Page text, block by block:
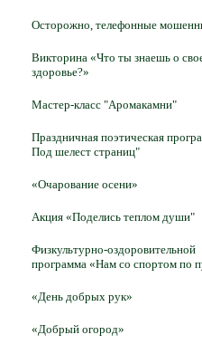
Осторожно, телефонные
Викторина «Что ты знаешь о
здоровье?»
Мастер-класс "Аромакамни"
Праздничная поэтическая
Под шелест страниц"
«Очарование осени»
Акция «Поделись теплом души"
Физкультурно-оздоровительной
программа «Нам со спортом по
«День добрых рук»
«Добрый огород»